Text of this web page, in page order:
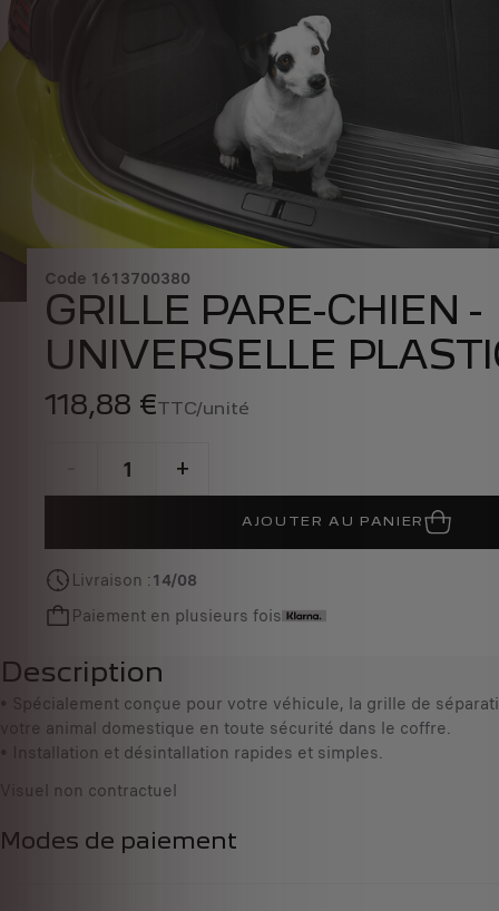
Code 1613700380
GRILLE PARE-CHIEN -
UNIVERSELLE
118,88 €
s
1
1
,
8
8
€
C
/
TTC/unité
+
a
n
t
i
y
u
p
d
e
d
AJOUTER AU PANIER
Livraison :14/08
Paiement en plusieurs fois
Description
• Spécialement conçue pour votre véhicule, la grille de
votre animal domestique en toute sécurité dans le coffre.
• Installation et désintallation rapides et simples.
Visuel non contractuel
Modes de paiement